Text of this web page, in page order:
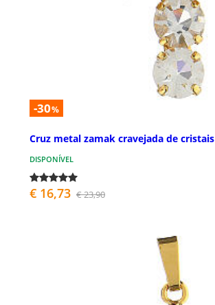
-30%
Cruz metal zamak cravejada de cristais
DISPONÍVEL
€ 16,73 € 23,90